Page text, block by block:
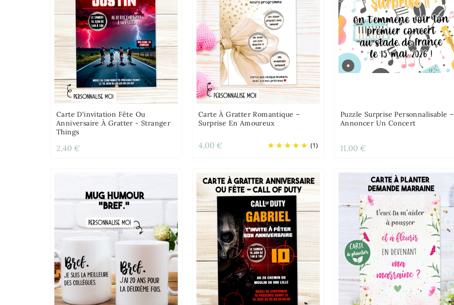
Carte D'invitation Fête Ou
Anniversaire À Gratter - Stranger
Things
2,40 €
Carte À Gratter Romantique –
Surprise En Amoureux
(1)
4,00 €
Puzzle Surprise Personnalisable –
Annoncer Un Concert
11,00 €